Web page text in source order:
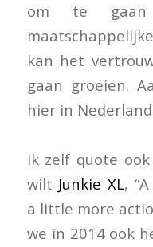
om te gaan
kan het
gaan groeien.
hier in
Ik zelf quote
wilt Junkie XL,
a little more
we in 2014 ook